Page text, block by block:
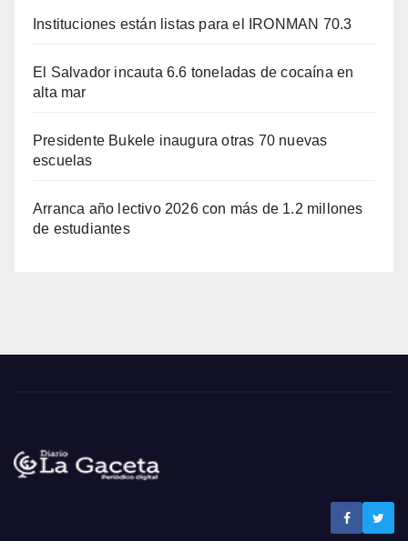
Instituciones están listas para el IRONMAN 70.3
El Salvador incauta 6.6 toneladas de cocaína en
alta mar
Presidente Bukele inaugura otras 70 nuevas
escuelas
Arranca año lectivo 2026 con más de 1.2 millones
de estudiantes